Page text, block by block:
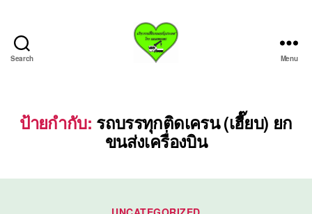
Search
บรถ
ยก
ทั่ว
Menu
ป้ายกำกับ: รถบรรทุกติดเครน (เฮี๊ยบ) ยก
ขนส่งเครื่องบิน
Categories